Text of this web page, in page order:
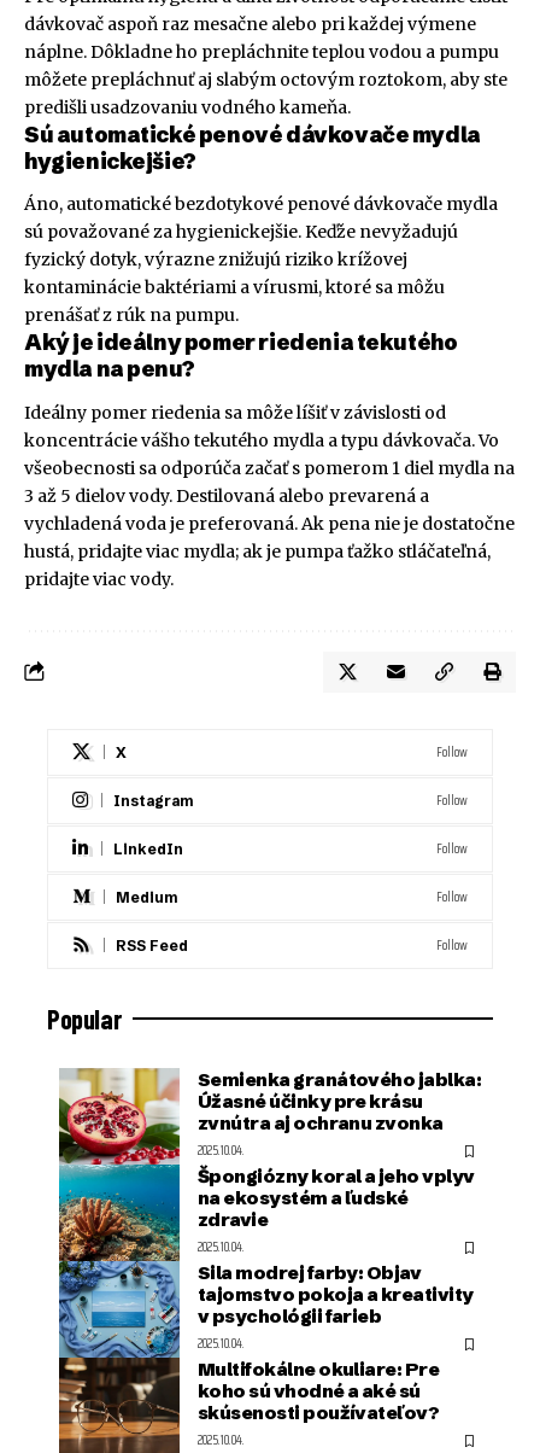
dávkovač aspoň raz mesačne alebo pri každej výmene
náplne. Dôkladne ho prepláchnite teplou vodou a pumpu
môžete prepláchnuť aj slabým octovým roztokom, aby ste
predišli usadzovaniu vodného kameňa.
Sú automatické penové dávkovače mydla
hygienickejšie?
Áno, automatické bezdotykové penové dávkovače mydla
sú považované za hygienickejšie. Keďže nevyžadujú
fyzický dotyk, výrazne znižujú riziko krížovej
kontaminácie baktériami a vírusmi, ktoré sa môžu
prenášať z rúk na pumpu.
Aký je ideálny pomer riedenia tekutého
mydla na penu?
Ideálny pomer riedenia sa môže líšiť v závislosti od
koncentrácie vášho tekutého mydla a typu dávkovača. Vo
všeobecnosti sa odporúča začať s pomerom 1 diel mydla na
3 až 5 dielov vody. Destilovaná alebo prevarená a
vychladená voda je preferovaná. Ak pena nie je dostatočne
hustá, pridajte viac mydla; ak je pumpa ťažko stláčateľná,
pridajte viac vody.
X Follow
Instagram Follow
LinkedIn Follow
Medium Follow
RSS Feed Follow
Popular
Semienka granátového jablka:
Úžasné účinky pre krásu
zvnútra aj ochranu zvonka
2025.10.04.
Špongiózny koral a jeho vplyv
na ekosystém a ľudské
zdravie
2025.10.04.
Sila modrej farby: Objav
tajomstvo pokoja a kreativity
v psychológii farieb
2025.10.04.
Multifokálne okuliare: Pre
koho sú vhodné a aké sú
skúsenosti používateľov?
2025.10.04.